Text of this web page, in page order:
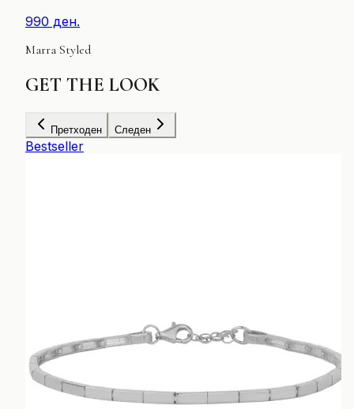
990 ден.
Marra Styled
GET THE LOOK
Претходен Следен
Bestseller